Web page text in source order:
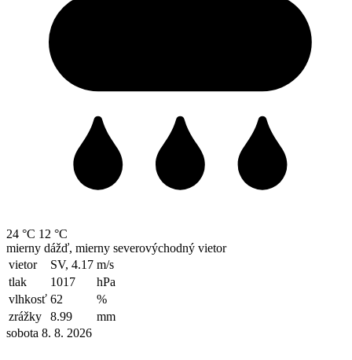
24 °C 12 °C
mierny dážď, mierny severovýchodný vietor
vietor
SV, 4.17 m/s
tlak
1017
hPa
vlhkosť 62
%
zrážky
8.99
mm
sobota 8. 8. 2026